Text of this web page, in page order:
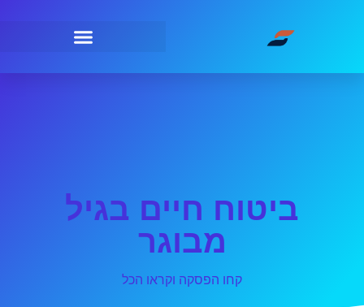
ביטוח חיים בגיל
מבוגר
קחו הפסקה וקראו הכל